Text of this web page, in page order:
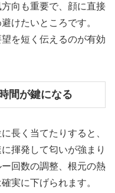
向も重要で、顔に直接
けたいところです。
を短く伝えるのが有効
間が鍵になる
長く当てたりすると、
揮発して匂いが強まり
回数の調整、根元の熱
実に下げられます。